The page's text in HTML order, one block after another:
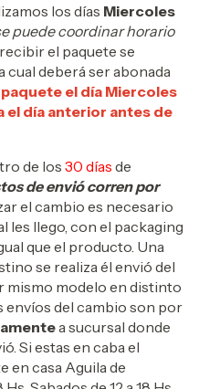
los días Miercoles
puede coordinar horario
el paquete se
cual deberá ser abonada
el día Miercoles
el día anterior antes de
de los 30 días de
de envió corren por
el cambio es necesario
les llego, con el packaging
que el producto. Una
se realiza él envió del
mismo modelo en distinto
envíos del cambio son por
a sucursal donde
Si estas en caba el
en casa Aguila de